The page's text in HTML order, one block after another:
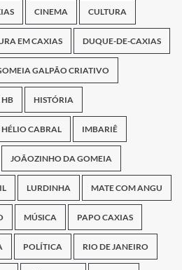
CINEMA CULTURA
EM CAXIAS DUQUE-DE-CAXIAS
GALPÃO CRIATIVO
HISTÓRIA
HÉLIO CABRAL IMBARIÊ
JOÃOZINHO DA GOMEIA
LURDINHA MATE COM ANGU
MÚSICA PAPO CAXIAS
POLÍTICA RIO DE JANEIRO